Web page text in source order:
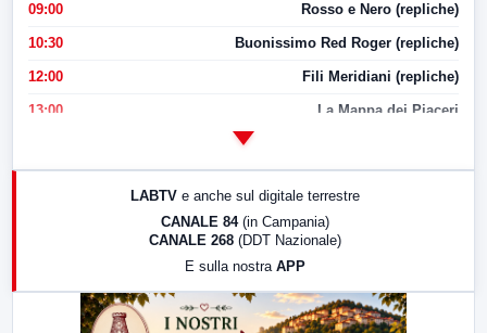
09:00 Rosso e Nero (repliche)
10:30 Buonissimo Red Roger (repliche)
12:00 Fili Meridiani (repliche)
13:00 La Mappa dei Piaceri
LabNews (replica)
LABTV e anche sul digitale terrestre
CANALE 84 (in Campania)
CANALE 268 (DDT Nazionale)
E sulla nostra APP